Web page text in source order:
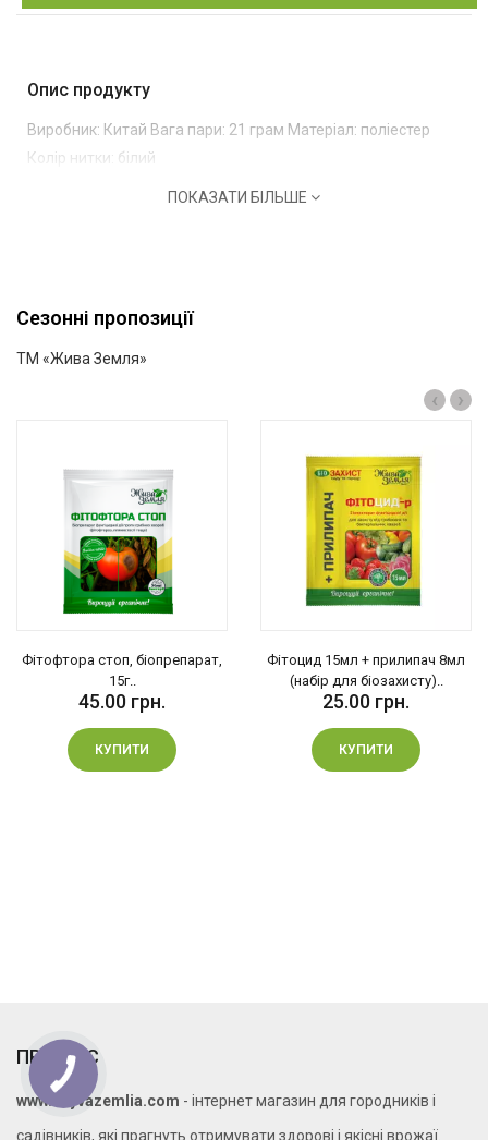
Опис продукту
Виробник: Китай Вага пари: 21 грам Матеріал: поліестер
Колір нитки: білий
ПОКАЗАТИ БІЛЬШЕ
Сезонні пропозиції
ТМ «Жива Земля»
‹ ›
Фітофтора стоп, біопрепарат,
15г..
45.00 грн.
КУПИТИ
Фітоцид 15мл + прилипач 8мл
(набір для біозахисту)..
25.00 грн.
КУПИТИ
ПРО НАС
www.zhyvazemlia.com - інтернет магазин для городників і
садівників, які прагнуть отримувати здорові і якісні врожаї.